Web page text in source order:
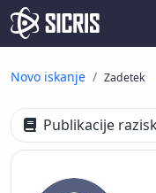
Novo iskanje Zadetek
Publikacije